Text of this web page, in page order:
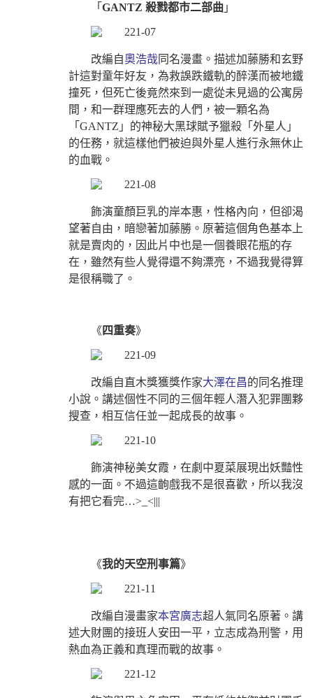
「 GANTZ 殺戮都市二部曲 」
改編自奧浩哉同名漫畫。描述加藤勝和玄野
計這對童年好友，為救誤跌鐵軌的醉漢而被地鐵
撞死，但死亡後竟然來到一處從未見過的公寓房
間，和一群理應死去的人們，被一顆名為
「GANTZ」的神秘大黑球賦予獵殺「外星人」
的任務，就這樣他們被迫與外星人進行永無休止
的血戰。
飾演童顏巨乳的岸本惠，性格內向，但卻渴
望著自由，暗戀著加藤勝。原著這個角色基本上
就是賣肉的，因此片中也是一個養眼花瓶的存
在，雖然有些人覺得還不夠漂亮，不過我覺得算
是很稱職了。
《 四重奏》
改編自直木獎獲獎作家大澤在昌的同名推理
小說。講述個性不同的三個年輕人潛入犯罪團夥
搜查，相互信任並一起成長的故事。
飾演神秘美女霞，在劇中夏菜展現出妖豔性
感的一面。不過這齣戲我不是很喜歡，所以我沒
有把它看完…>_<|||
《我的天空刑事篇》
改編自漫畫家本宮廣志超人氣同名原著。講
述大財團的接班人安田一平，立志成為刑警，用
熱血為正義和真理而戰的故事。